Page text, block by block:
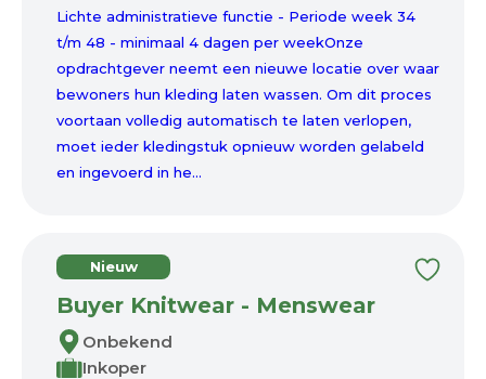
Lichte administratieve functie - Periode week 34
t/m 48 - minimaal 4 dagen per weekOnze
opdrachtgever neemt een nieuwe locatie over waar
bewoners hun kleding laten wassen. Om dit proces
voortaan volledig automatisch te laten verlopen,
moet ieder kledingstuk opnieuw worden gelabeld
en ingevoerd in he...
Nieuw
Buyer Knitwear - Menswear
Onbekend
Inkoper